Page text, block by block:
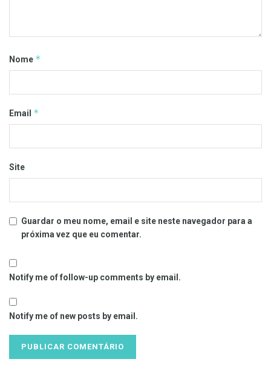
Nome *
Email *
Site
Guardar o meu nome, email e site neste navegador para a
próxima vez que eu comentar.
Notify me of follow-up comments by email.
Notify me of new posts by email.